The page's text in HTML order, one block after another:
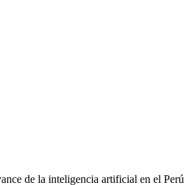
de la inteligencia artificial en el Perú